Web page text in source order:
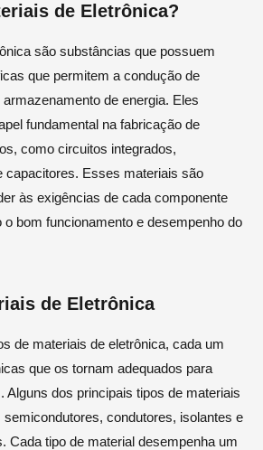
de Eletrônica?
são substâncias que possuem
que permitem a condução de
de energia. Eles
fundamental na fabricação de
como circuitos integrados,
capacitores. Esses materiais são
às exigências de cada componente
o bom funcionamento e desempenho do
de Eletrônica
de materiais de eletrônica, cada um
que os tornam adequados para
Alguns dos principais tipos de materiais
condutores, isolantes e
Cada tipo de material desempenha um